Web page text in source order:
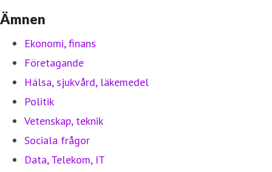
Ämnen
Ekonomi, finans
Företagande
Hälsa, sjukvård, läkemedel
Politik
Vetenskap, teknik
Sociala frågor
Data, Telekom, IT